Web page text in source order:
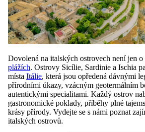
Dovolená na italských ostrovech není jen o
plážích. Ostrovy Sicílie, Sardinie a Ischia
místa Itálie, která jsou opředená dávnými
přírodními úkazy, vzácným geotermálním
autentickými specialitami. Každý ostrov
gastronomické poklady, příběhy plné
krásy přírody. Vydejte se s námi poznat
italských ostrovů.